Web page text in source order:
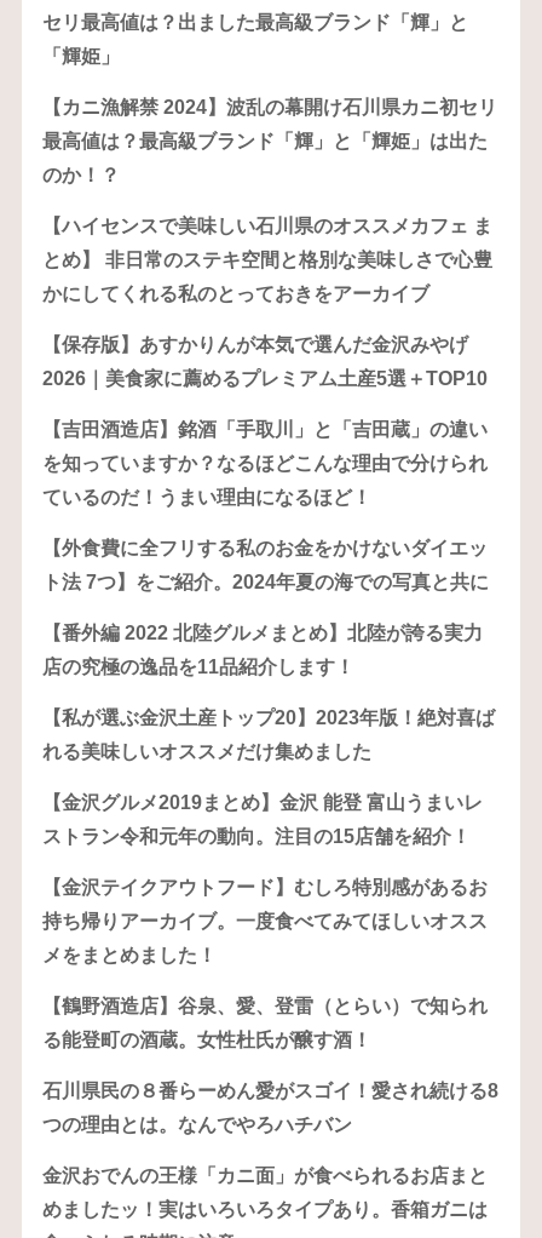
セリ最高値は？出ました最高級ブランド「輝」と
「輝姫」
【カニ漁解禁 2024】波乱の幕開け石川県カニ初セリ
最高値は？最高級ブランド「輝」と「輝姫」は出た
のか！？
【ハイセンスで美味しい石川県のオススメカフェ ま
とめ】 非日常のステキ空間と格別な美味しさで心豊
かにしてくれる私のとっておきをアーカイブ
【保存版】あすかりんが本気で選んだ金沢みやげ
2026｜美食家に薦めるプレミアム土産5選＋TOP10
【吉田酒造店】銘酒「手取川」と「吉田蔵」の違い
を知っていますか？なるほどこんな理由で分けられ
ているのだ！うまい理由になるほど！
【外食費に全フリする私のお金をかけないダイエッ
ト法 7つ】をご紹介。2024年夏の海での写真と共に
【番外編 2022 北陸グルメまとめ】北陸が誇る実力
店の究極の逸品を11品紹介します！
【私が選ぶ金沢土産トップ20】2023年版！絶対喜ば
れる美味しいオススメだけ集めました
【金沢グルメ2019まとめ】金沢 能登 富山うまいレ
ストラン令和元年の動向。注目の15店舗を紹介！
【金沢テイクアウトフード】むしろ特別感があるお
持ち帰りアーカイブ。一度食べてみてほしいオスス
メをまとめました！
【鶴野酒造店】谷泉、愛、登雷（とらい）で知られ
る能登町の酒蔵。女性杜氏が醸す酒！
石川県民の８番らーめん愛がスゴイ！愛され続ける8
つの理由とは。なんでやろハチバン
金沢おでんの王様「カニ面」が食べられるお店まと
めましたッ！実はいろいろタイプあり。香箱ガニは